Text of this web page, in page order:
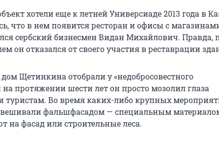
ООО «Тэхэксстрой». Также Ибрагимову
которая торгует пищевыми продуктами,
Еще он зарегистрирован как ИП.
выручка при этом не указана.
хотели еще к летней Универсиаде 2013 года в
что в нем появится ресторан и офисы с
сербский бизнесмен Видан Михайлович. Правда,
он отказался от своего участия в реставрации
Щетинкина отобрали у «недобросовестного
на протяжении шести лет он просто мозолил глаза
Во время каких-либо крупных
фальшфасадом — специальным
на фасад или строительные леса.